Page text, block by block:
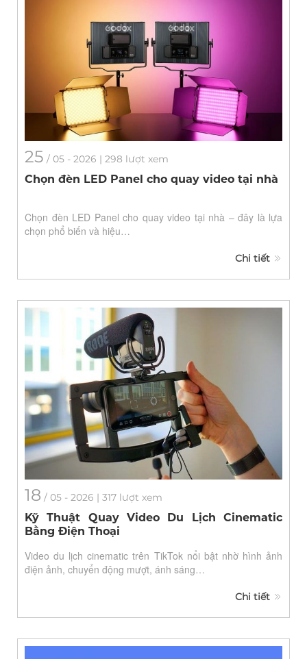
25 / 05 - 2026 | 298 lượt xem
Chọn đèn LED Panel cho quay video tại nhà
Chọn đèn LED Panel cho quay video tại nhà – đây là lựa
chọn phổ biến và hiệu…
Chi tiết
18 / 05 - 2026 | 317 lượt xem
Kỹ Thuật Quay Video Du Lịch Cinematic
Bằng Điện Thoại
Video du lịch cinematic trên TikTok nổi bật nhờ hình ảnh
điện ảnh, chuyển động mượt, ánh sáng…
Chi tiết